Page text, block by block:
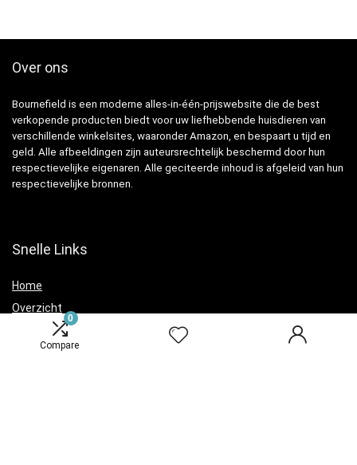
0
Compare
Over ons
Bournefield is een moderne alles-in-één-prijswebsite die de best
verkopende producten biedt voor uw liefhebbende huisdieren van
verschillende winkelsites, waaronder Amazon, en bespaart u tijd en
geld. Alle afbeeldingen zijn auteursrechtelijk beschermd door hun
respectievelijke eigenaren. Alle geciteerde inhoud is afgeleid van hun
respectievelijke bronnen.
Snelle Links
Home
Overzicht